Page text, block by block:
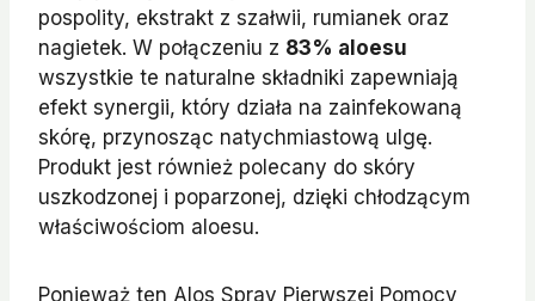
pospolity, ekstrakt z szałwii, rumianek oraz
nagietek. W połączeniu z 83% aloesu
wszystkie te naturalne składniki zapewniają
efekt synergii, który działa na zainfekowaną
skórę, przynosząc natychmiastową ulgę.
Produkt jest również polecany do skóry
uszkodzonej i poparzonej, dzięki chłodzącym
właściwościom aloesu.
Ponieważ ten Alos Spray Pierwszej Pomocy